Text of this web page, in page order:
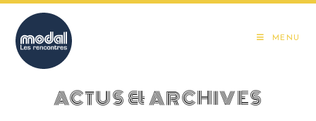
content
MENU
ACTUS & ARCHIVES